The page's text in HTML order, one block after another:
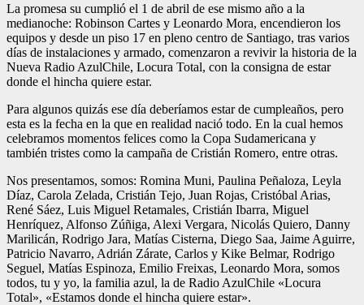
La promesa su cumplió el 1 de abril de ese mismo año a la
medianoche: Robinson Cartes y Leonardo Mora, encendieron los
equipos y desde un piso 17 en pleno centro de Santiago, tras varios
días de instalaciones y armado, comenzaron a revivir la historia de la
Nueva Radio AzulChile, Locura Total, con la consigna de estar
donde el hincha quiere estar.
Para algunos quizás ese día deberíamos estar de cumpleaños, pero
esta es la fecha en la que en realidad nació todo. En la cual hemos
celebramos momentos felices como la Copa Sudamericana y
también tristes como la campaña de Cristián Romero, entre otras.
Nos presentamos, somos: Romina Muni, Paulina Peñaloza, Leyla
Díaz, Carola Zelada, Cristián Tejo, Juan Rojas, Cristóbal Arias,
René Sáez, Luis Miguel Retamales, Cristián Ibarra, Miguel
Henríquez, Alfonso Zúñiga, Alexi Vergara, Nicolás Quiero, Danny
Marilicán, Rodrigo Jara, Matías Cisterna, Diego Saa, Jaime Aguirre,
Patricio Navarro, Adrián Zárate, Carlos y Kike Belmar, Rodrigo
Seguel, Matías Espinoza, Emilio Freixas, Leonardo Mora, somos
todos, tu y yo, la familia azul, la de Radio AzulChile «Locura
Total», «Estamos donde el hincha quiere estar».